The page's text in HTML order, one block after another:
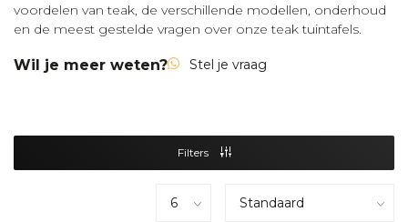
voordelen van teak, de verschillende modellen, onderhoud
en de meest gestelde vragen over onze teak tuintafels.
Wil je meer weten? Stel je vraag
Filters